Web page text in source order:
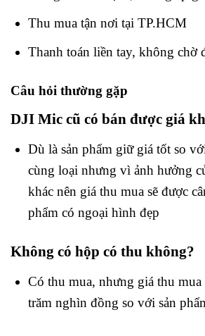
Thu mua tận nơi tại TP.HCM
Thanh toán liền tay, không chờ
Câu hỏi thường gặp
DJI Mic cũ có bán được giá
Dù là sản phẩm giữ giá tốt so
cùng loại nhưng vì ảnh hưởng
khác nên giá thu mua sẽ được
phẩm có ngoại hình đẹp
Không có hộp có thu không?
Có thu mua, nhưng giá thu mua
trăm nghìn đồng so với sản